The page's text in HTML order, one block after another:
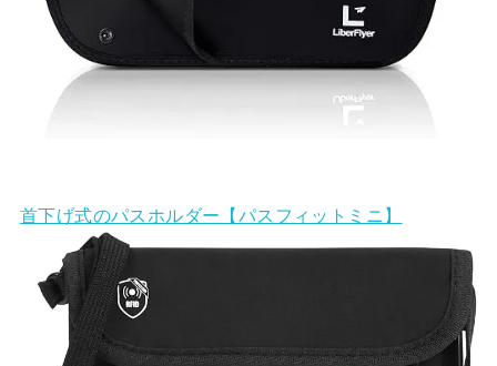
首下げ式のパスホルダー【パスフィットミニ】